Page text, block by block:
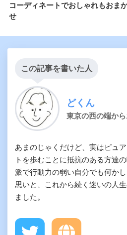
コーディネートでおしゃれもおま
せ
この記事を書いた人
どくん
東京の西の端か
あまのじゃくだけど、実はピュ
トを歩むことに抵抗のある方達
派で行動力の弱い自分でも何か
思いと、これから続く迷いの人
ました。